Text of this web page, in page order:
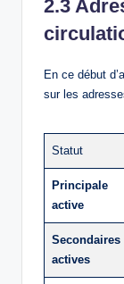
2.3
En ce début
sur les
Statut
Principale
active
Secondaires
actives